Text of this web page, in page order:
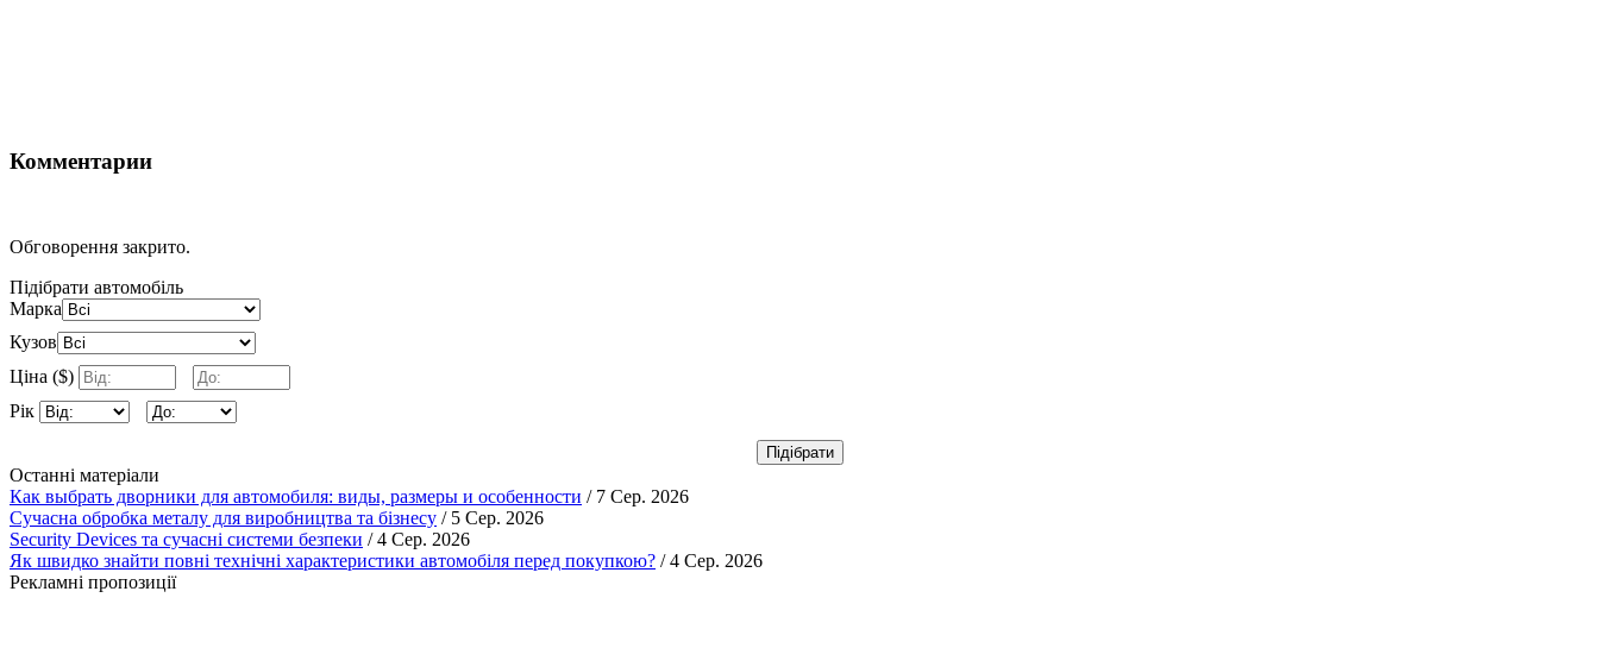
Комментарии
Обговорення закрито.
Підібрати автомобіль
Марка
Кузов
Ціна ($)
Рік
Останні матеріали
Как выбрать дворники для автомобиля: виды, размеры и особенности / 7 Сер. 2026
Сучасна обробка металу для виробництва та бізнесу / 5 Сер. 2026
Security Devices та сучасні системи безпеки / 4 Сер. 2026
Як швидко знайти повні технічні характеристики автомобіля перед покупкою? / 4 Сер. 2026
Рекламні пропозиції